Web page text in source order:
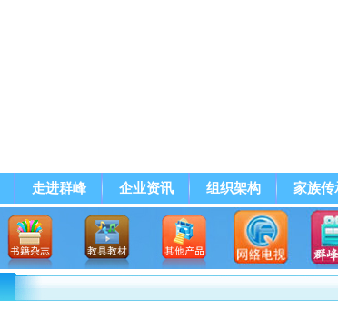
走进群峰 企业资讯 组织架构 家族传